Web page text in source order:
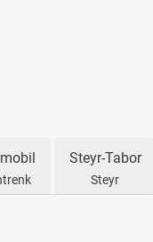
Steyr-Tabor
Steyr